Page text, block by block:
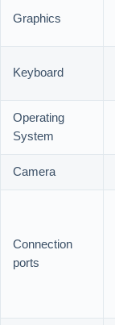
Graphics
Keyboard
Operating
System
Camera
Connection
ports